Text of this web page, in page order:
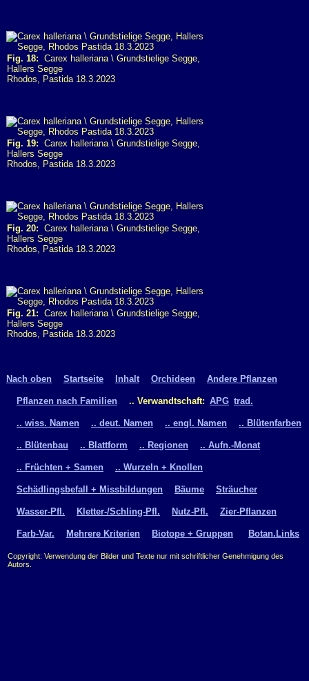
Fig. 18: Carex halleriana \ Grundstielige Segge,
Hallers Segge
Rhodos, Pastida 18.3.2023
Fig. 19: Carex halleriana \ Grundstielige Segge,
Hallers Segge
Rhodos, Pastida 18.3.2023
Fig. 20: Carex halleriana \ Grundstielige Segge,
Hallers Segge
Rhodos, Pastida 18.3.2023
Fig. 21: Carex halleriana \ Grundstielige Segge,
Hallers Segge
Rhodos, Pastida 18.3.2023
Nach oben Startseite Inhalt Orchideen Andere Pflanzen
Pflanzen nach Familien .. Verwandtschaft: APG trad.
.. wiss. Namen .. deut. Namen .. engl. Namen .. Blütenfarben
.. Blütenbau .. Blattform .. Regionen .. Aufn.-Monat
.. Früchten + Samen .. Wurzeln + Knollen
Schädlingsbefall + Missbildungen Bäume Sträucher
Wasser-Pfl. Kletter-/Schling-Pfl. Nutz-Pfl. Zier-Pflanzen
Farb-Var. Mehrere Kriterien Biotope + Gruppen Botan.Links
Copyright: Verwendung der Bilder und Texte nur mit schriftlicher Genehmigung des
Autors.